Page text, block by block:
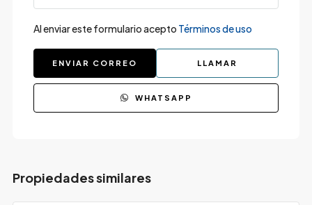
Al enviar este formulario acepto Términos de uso
ENVIAR CORREO LLAMAR
WHATSAPP
Propiedades similares